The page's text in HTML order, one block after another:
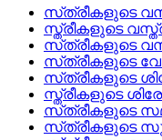
സ്‌ത്രീകളുടെ
സ്ത്രീകളുടെ
സ്‌ത്രീകളുടെ
സ്‌ത്രീകളുടെ
സ്‌ത്രീകളുടെ
സ്ത്രീകളുടെ
സ്‌ത്രീകളുടെ
സ്‌ത്രീകളുടെ